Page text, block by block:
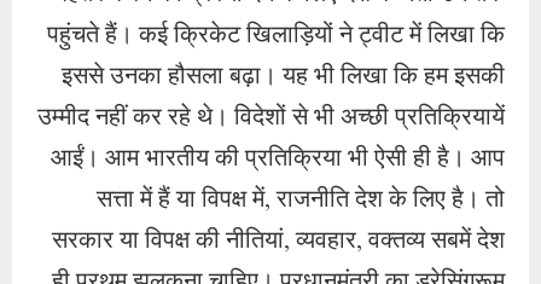
पहुंचते हैं। कई क्रिकेट खिलाड़ियों ने ट्वीट में लिखा कि
इससे उनका हौसला बढ़ा। यह भी लिखा कि हम इसकी
उम्मीद नहीं कर रहे थे। विदेशों से भी अच्छी प्रतिक्रियायें
आईं। आम भारतीय की प्रतिक्रिया भी ऐसी ही है। आप
सत्ता में हैं या विपक्ष में, राजनीति देश के लिए है। तो
सरकार या विपक्ष की नीतियां, व्यवहार, वक्तव्य सबमें देश